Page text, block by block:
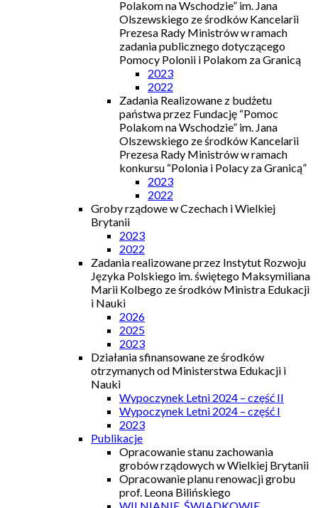
Polakom na Wschodzie” im. Jana
Olszewskiego ze środków Kancelarii
Prezesa Rady Ministrów w ramach
zadania publicznego dotyczącego
Pomocy Polonii i Polakom za Granicą
2023
2022
Zadania Realizowane z budżetu
państwa przez Fundację “Pomoc
Polakom na Wschodzie” im. Jana
Olszewskiego ze środków Kancelarii
Prezesa Rady Ministrów w ramach
konkursu “Polonia i Polacy za Granicą”
2023
2022
Groby rządowe w Czechach i Wielkiej
Brytanii
2023
2022
Zadania realizowane przez Instytut Rozwoju
Języka Polskiego im. świętego Maksymiliana
Marii Kolbego ze środków Ministra Edukacji
i Nauki
2026
2025
2023
Działania sfinansowane ze środków
otrzymanych od Ministerstwa Edukacji i
Nauki
Wypoczynek Letni 2024 – część II
Wypoczynek Letni 2024 – część I
2023
Publikacje
Opracowanie stanu zachowania
grobów rządowych w Wielkiej Brytanii
Opracowanie planu renowacji grobu
prof. Leona Bilińskiego